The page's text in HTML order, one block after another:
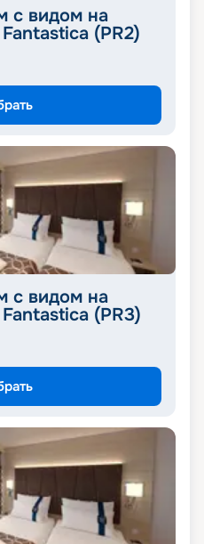
с видом на
(PR2)
с видом на
(PR3)